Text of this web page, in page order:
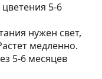
5-6
нужен свет,
медленно.
5-6 месяцев